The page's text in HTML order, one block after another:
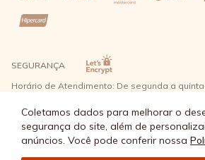
Coletamos dados para melhorar o
segurança do site, além de
anúncios. Você pode conferir nossa
Política de Privacidade
SEGURANÇA
Horário de Atendimento: De segunda a
nível 2 - Bairro Capuava Mauá - São Paulo,
Doce Comércio de Roupas e Acessórios Ltda -
© Água Doce 2026 - Todos os direitos